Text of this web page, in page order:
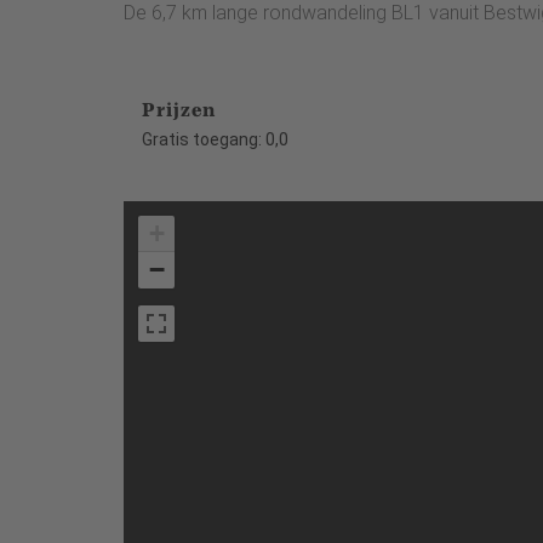
De 6,7 km lange rondwandeling BL1 vanuit
Prijzen
Gratis toegang: 0,0
−